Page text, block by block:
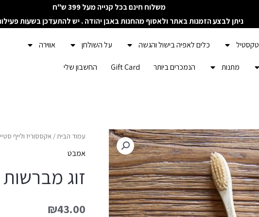
משלוח חינם בכל קנייה מעל 399 ש"ח
ניתן לבצע הזמנות באתר ולאסוף מהחנות באבן יהודה . יש להתעדכן בשעות
טקסטיל כלים לאפיה בישול והגשה על השולחן אווירה
מתנות הנמכרים ביותר Gift Card החשבון שלי
עמוד הבית/ אקססוריז ולייף
אמבט
זוג מברשות
₪43.00
כמות
של
מברשות